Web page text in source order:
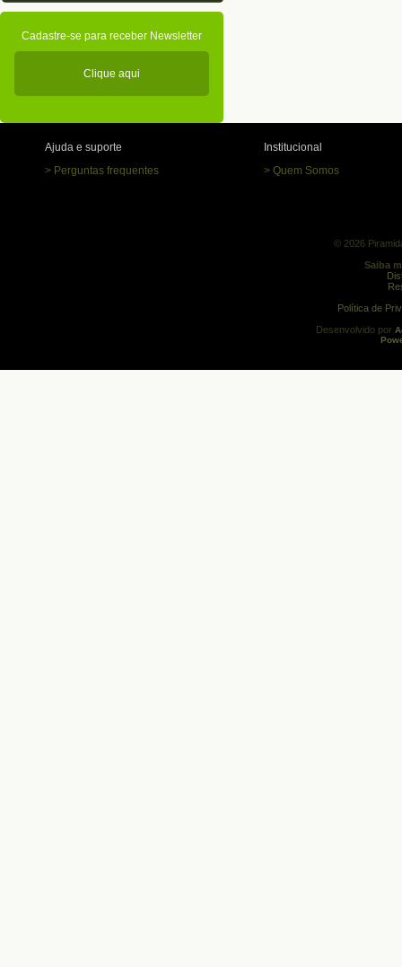
Cadastre-se para receber Newsletter
Clique aqui
Ajuda e suporte
> Perguntas frequentes
Institucional
> Quem Somos
© 2026
Saiba
Política de
Desenvolvido por